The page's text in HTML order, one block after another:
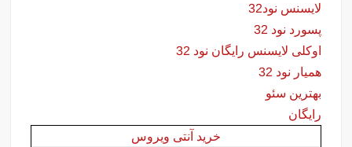
لایسنس نود32
پسورد نود 32
اوکلی لایسنس رایگان نود 32
همیار نود 32
بهترین سئو
رایگان
خرید آنتی ویروس